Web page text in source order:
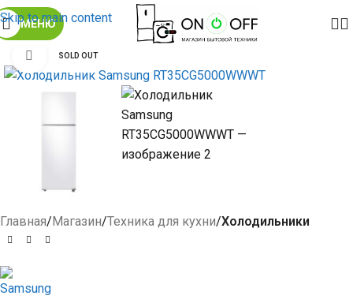
Skip to main content
МЕНЮ
SOLD OUT
Click to enlarge
Главная Магазин Техника для кухни Холодильники